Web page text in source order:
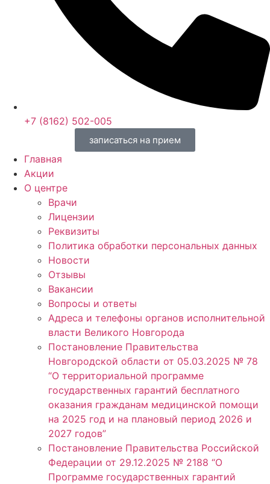
+7 (8162) 502-005
записаться на прием
Главная
Акции
О центре
Врачи
Лицензии
Реквизиты
Политика обработки персональных данных
Новости
Отзывы
Вакансии
Вопросы и ответы
Адреса и телефоны органов исполнительной
власти Великого Новгорода
Постановление Правительства
Новгородской области от 05.03.2025 № 78
“О территориальной программе
государственных гарантий бесплатного
оказания гражданам медицинской помощи
на 2025 год и на плановый период 2026 и
2027 годов”
Постановление Правительства Российской
Федерации от 29.12.2025 № 2188 “О
Программе государственных гарантий